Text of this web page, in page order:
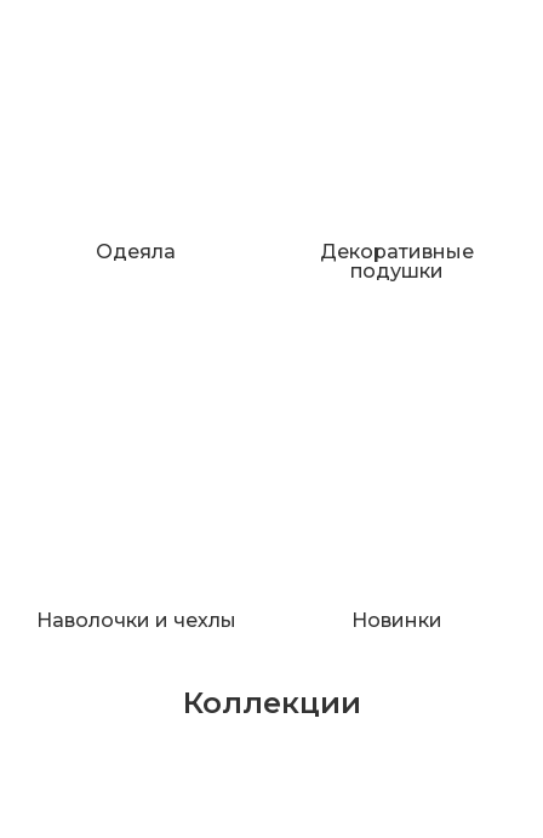
Одеяла
Декоративные
подушки
Наволочки и чехлы Новинки
Коллекции